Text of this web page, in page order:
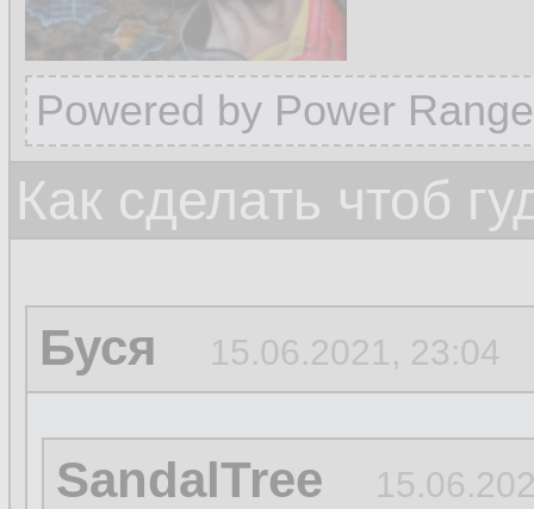
Powered by Power
Как сделать чтоб
Буся 15.06.2021, 23:04
SandalTree